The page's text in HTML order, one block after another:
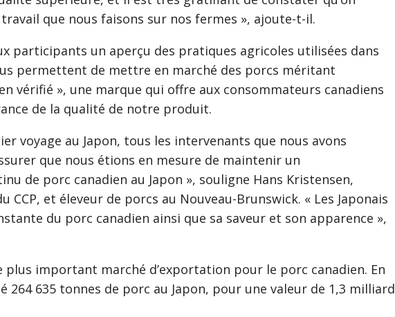
que nous faisons sur nos fermes », ajoute-t-il.
participants un aperçu des pratiques agricoles utilisées dans
permettent de mettre en marché des porcs méritant
vérifié », une marque qui offre aux consommateurs canadiens
de la qualité de notre produit.
voyage au Japon, tous les intervenants que nous avons
que nous étions en mesure de maintenir un
de porc canadien au Japon », souligne Hans Kristensen,
CCP, et éleveur de porcs au Nouveau-Brunswick. « Les Japonais
du porc canadien ainsi que sa saveur et son apparence »,
plus important marché d’exportation pour le porc canadien. En
264 635 tonnes de porc au Japon, pour une valeur de 1,3 milliard